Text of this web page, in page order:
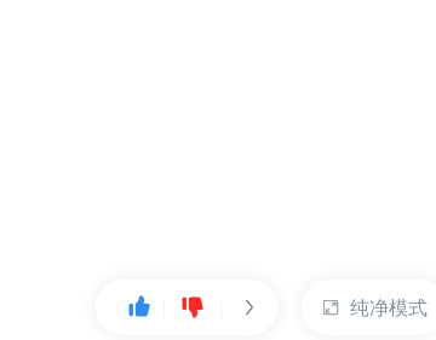
纯净模式